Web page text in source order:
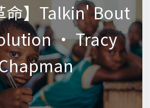
命】Talkin' Bout
• Tracy
命】Talkin' Bout
• Tracy